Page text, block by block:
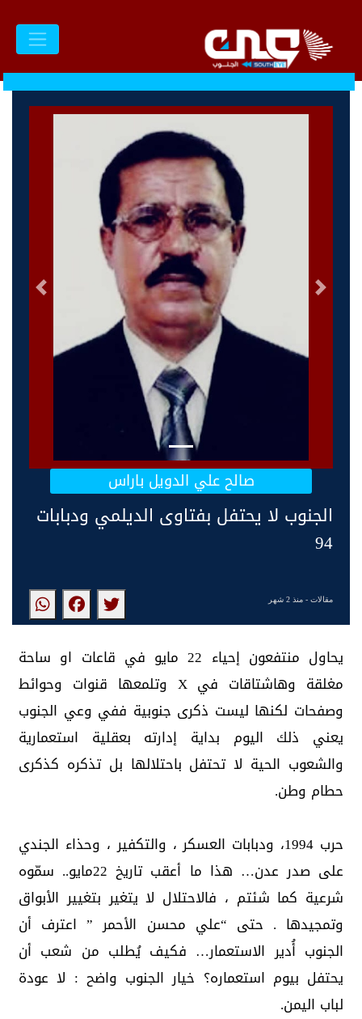
التالى السابق
صالح علي الدويل باراس
الجنوب لا يحتفل بفتاوى الديلمي ودبابات
94
مقالات- منذ 2 شهر
يحاول منتفعون إحياء 22 مايو في قاعات او ساحة
مغلقة وهاشتاقات في X وتلمعها قنوات وحوائط
وصفحات لكنها ليست ذكرى جنوبية ففي وعي الجنوب
يعني ذلك اليوم بداية إدارته بعقلية استعمارية
والشعوب الحية لا تحتفل باحتلالها بل تذكره كذكرى
حطام وطن.
حرب 1994، ودبابات العسكر ، والتكفير ، وحذاء الجندي
على صدر عدن… هذا ما أعقب تاريخ 22مايو.. سمّوه
شرعية كما شئتم ، فالاحتلال لا يتغير بتغيير الأبواق
وتمجيدها . حتى “علي محسن الأحمر ” اعترف أن
الجنوب أُدير الاستعمار… فكيف يُطلب من شعب أن
يحتفل بيوم استعماره؟ خيار الجنوب واضح : لا عودة
لباب اليمن.